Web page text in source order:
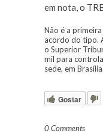
em nota, o
Não é a
acordo do tipo.
o Superior
mil para
sede, em Brasília.
Gostar
0 Comments